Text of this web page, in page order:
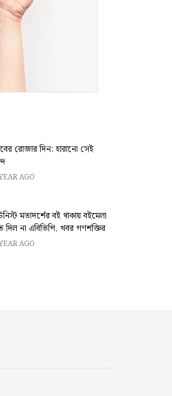
রোজার দিন: হারানো সেই
AGO
মতাদর্শের বই থাকায় বইমেলা
দিল না এবিভিপি, খবর গণশক্তির
AGO